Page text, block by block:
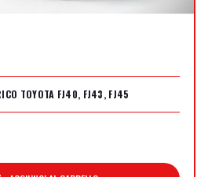
TOYOTA FJ40, FJ43, FJ45